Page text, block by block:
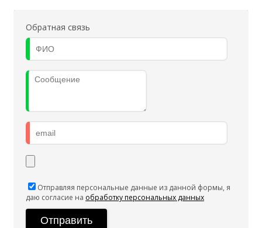
Обратная связь
Отправляя персональные данные из данной формы, я
даю согласие на обработку персональных данных